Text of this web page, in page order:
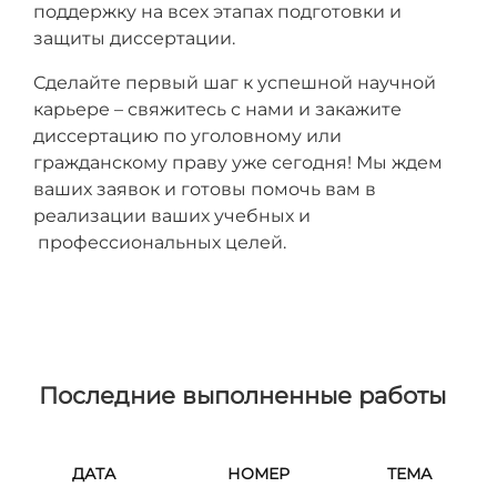
поддержку на всех этапах подготовки и
защиты диссертации.
Сделайте первый шаг к успешной научной
карьере – свяжитесь с нами и закажите
диссертацию по уголовному или
гражданскому праву уже сегодня! Мы ждем
ваших заявок и готовы помочь вам в
реализации ваших учебных и
профессиональных целей.
Последние выполненные работы
ДАТА НОМЕР ТЕМА